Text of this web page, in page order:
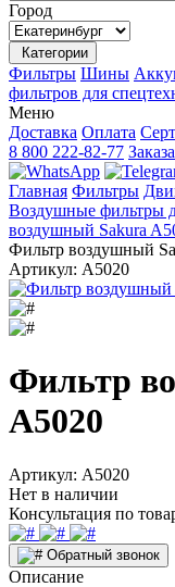
Город
Категории
Фильтры Шины
фильтров для
Меню
Доставка Оплата
8 800 222-82-77
Главная Фильтры
Воздушные фильтры
воздушный Sakura
Фильтр воздушный
Артикул: A5020
Фильтр
A5020
Артикул: A5020
Нет в наличии
Консультация по
Обратный звонок
Описание